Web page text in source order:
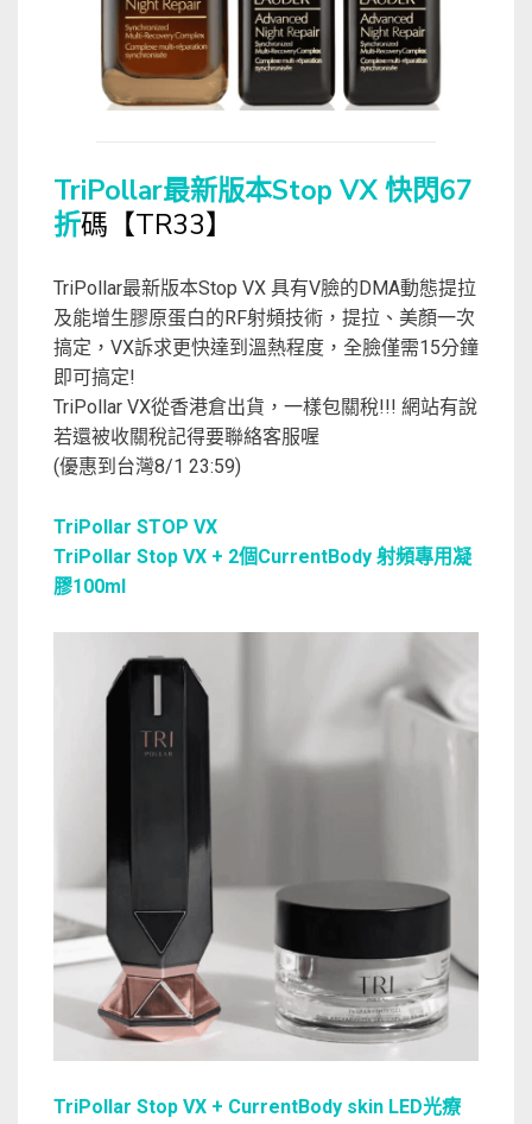
TriPollar最新版本Stop VX 快閃67
折碼【TR33】
TriPollar最新版本Stop VX 具有V臉的DMA動態提拉
及能增生膠原蛋白的RF射頻技術，提拉、美顏一次
搞定，VX訴求更快達到溫熱程度，全臉僅需15分鐘
即可搞定!
TriPollar VX從香港倉出貨，一樣包關稅!!! 網站有說
若還被收關稅記得要聯絡客服喔
(優惠到台灣8/1 23:59)
TriPollar STOP VX
TriPollar Stop VX + 2個CurrentBody 射頻專用凝
膠100ml
TriPollar Stop VX + CurrentBody skin LED光療